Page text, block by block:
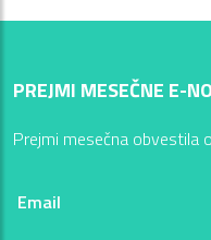
PREJMI MESEČNE E-
Prejmi mesečna obvestila
Email